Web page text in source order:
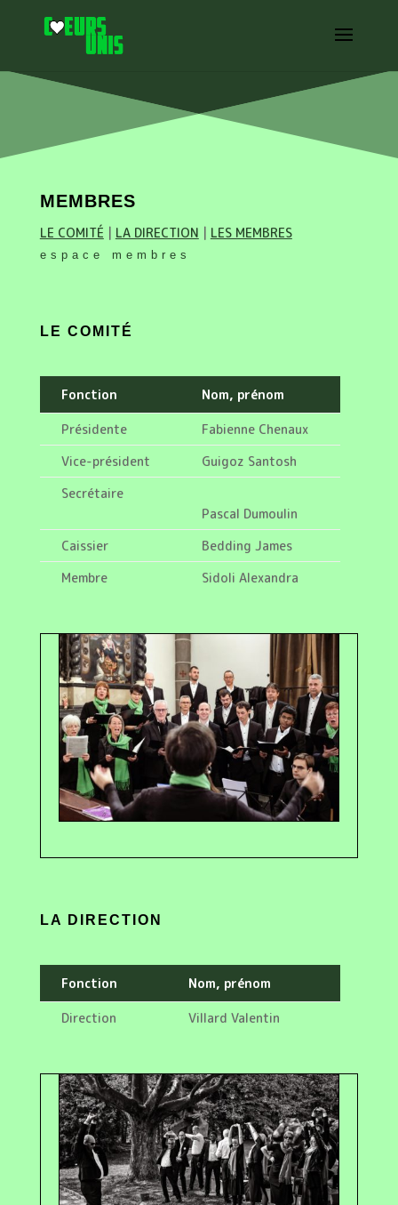
MEMBRES
LE COMITÉ | LA DIRECTION | LES MEMBRES
espace membres
LE COMITÉ
Fonction Nom, prénom
Présidente
Fabienne Chenaux
Vice-président
Guigoz Santosh
Secrétaire
Pascal Dumoulin
Caissier
Bedding James
Membre
Sidoli Alexandra
LA DIRECTION
Fonction Nom, prénom
Direction Villard Valentin